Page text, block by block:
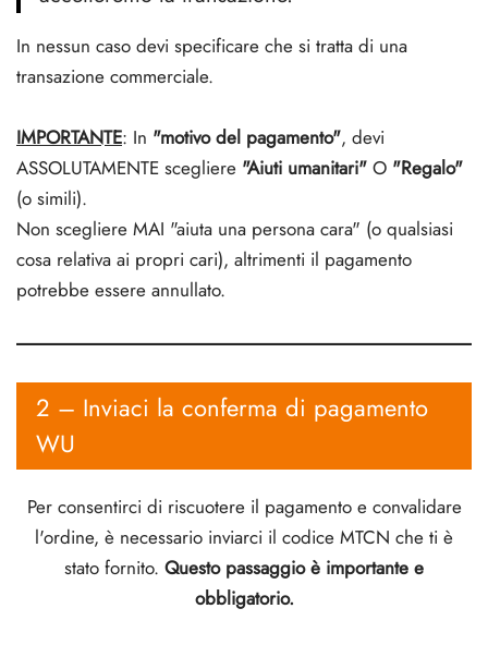
In nessun caso devi specificare che si tratta di una
transazione commerciale.
IMPORTANTE: In "motivo del pagamento", devi
ASSOLUTAMENTE scegliere "Aiuti umanitari" O "Regalo"
(o simili).
Non scegliere MAI "aiuta una persona cara" (o qualsiasi
cosa relativa ai propri cari), altrimenti il pagamento
potrebbe essere annullato.
2 – Inviaci la conferma di pagamento
WU
Per consentirci di riscuotere il pagamento e convalidare
l'ordine, è necessario inviarci il codice MTCN che ti è
stato fornito. Questo passaggio è importante e
obbligatorio.